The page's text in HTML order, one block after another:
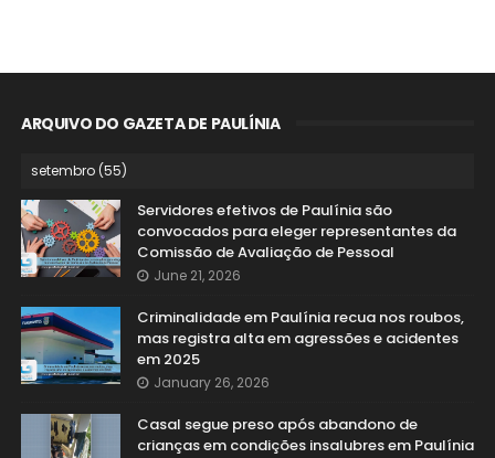
ARQUIVO DO GAZETA DE PAULÍNIA
Servidores efetivos de Paulínia são
convocados para eleger representantes da
Comissão de Avaliação de Pessoal
June 21, 2026
Criminalidade em Paulínia recua nos roubos,
mas registra alta em agressões e acidentes
em 2025
January 26, 2026
Casal segue preso após abandono de
crianças em condições insalubres em Paulínia